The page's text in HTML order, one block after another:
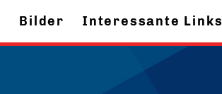
Bilder Interessante Links